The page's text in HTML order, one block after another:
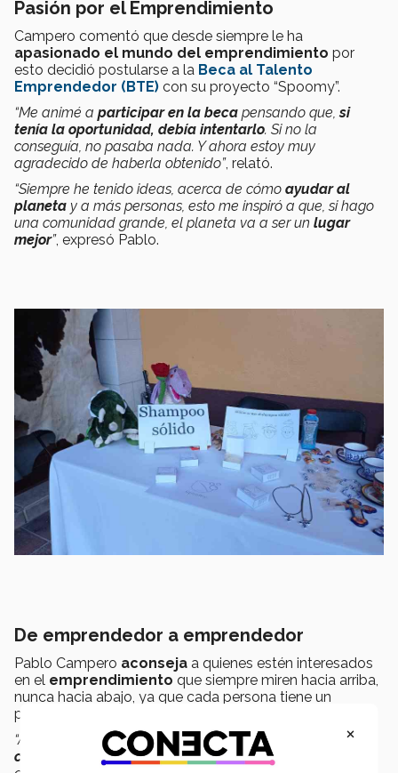
Pasión por el Emprendimiento
Campero comentó que desde siempre le ha
apasionado el mundo del emprendimiento por
esto decidió postularse a la Beca al Talento
Emprendedor (BTE) con su proyecto “Spoomy”.
“Me animé a participar en la beca pensando que,si
tenía la oportunidad, debía intentarlo. Si no la
conseguía, no pasaba nada. Y ahora estoy muy
agradecido de haberla obtenido”, relató.
“Siempre he tenido ideas, acerca de cómo ayudar al
planeta y a más personas, esto me inspiró a que, si hago
una comunidad grande, el planeta va a ser un lugar
mejor”, expresó Pablo.
De emprendedor a emprendedor
Pablo Campero aconseja a quienes estén interesados
en el emprendimiento que siempre miren hacia arriba,
nunca hacia abajo, ya que cada persona tiene un
potencial que quizás aún no ha descubierto.
“Además, recuerden que es sudecisióny su
objetivo a
cumplir
. Por lo tanto,esfuércenseal máximo, incluso si
×